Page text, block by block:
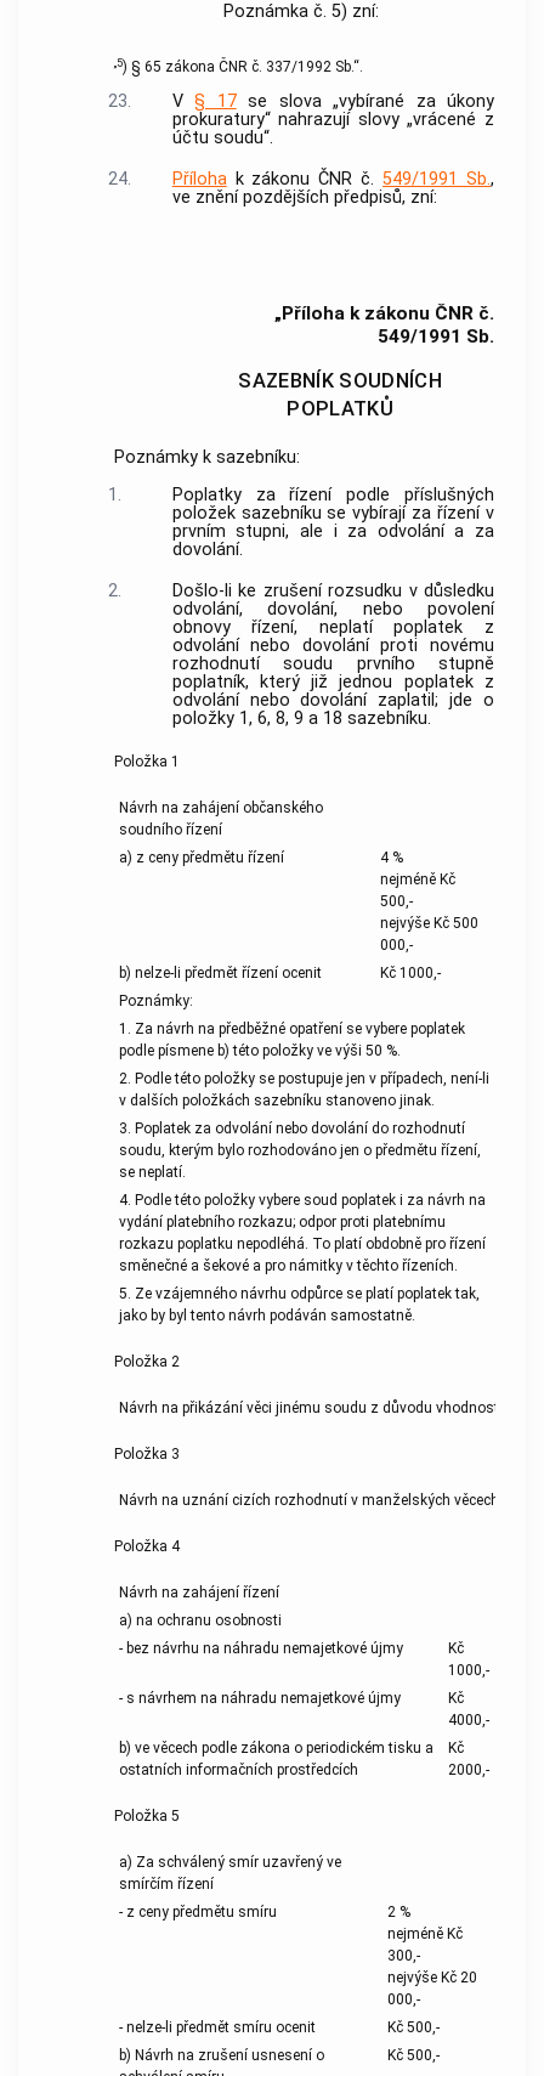
Poznámka č. 5) zní:
5) § 65 zákona ČNR č. 337/1992 Sb.“.
23. V§ 17se slova „vybírané za úkony
prokuratury“ nahrazují slovy „vrácené z
účtu soudu“.
24.
Přílohak zákonu ČNR č.549/1991 Sb.,
ve znění pozdějších předpisů, zní:
„Příloha k zákonu ČNR č.
549/1991 Sb.
SAZEBNÍK SOUDNÍCH
POPLATKŮ
Poznámky k sazebníku:
1.
Poplatky za řízení podle příslušných
položek sazebníku se vybírají za řízení v
prvním stupni, ale i za odvolání a za
dovolání.
2.
Došlo-li ke zrušení rozsudku v důsledku
odvolání, dovolání, nebo povolení
obnovy řízení, neplatí poplatek z
odvolání nebo dovolání proti novému
rozhodnutí soudu prvního stupně
poplatník, který již jednou poplatek z
odvolání nebo dovolání zaplatil; jde o
položky 1, 6, 8, 9 a 18 sazebníku.
Položka 1
Návrh na zahájení občanského
soudního řízení
a) z ceny předmětu řízení
4 %
nejméně Kč
500,-
nejvýše Kč 500
000,-
b) nelze-li předmět řízení ocenit
Kč 1000,-
Poznámky:
1. Za návrh na předběžné opatření se vybere poplatek
podle písmene b) této položky ve výši 50 %.
2. Podle této položky se postupuje jen v případech, není-li
v dalších položkách sazebníku stanoveno jinak.
3. Poplatek za odvolání nebo dovolání do rozhodnutí
soudu, kterým bylo rozhodováno jen o předmětu řízení,
se neplatí.
4. Podle této položky vybere soud poplatek i za návrh na
vydání platebního rozkazu; odpor proti platebnímu
rozkazu poplatku nepodléhá. To platí obdobně pro řízení
směnečné a šekové a pro námitky v těchto řízeních.
5. Ze vzájemného návrhu odpůrce se platí poplatek tak,
jako by byl tento návrh podáván samostatně.
Položka 2
Návrh na přikázání věci jinému soudu z důvodu vhodnosti
Položka 3
Návrh na uznání cizích rozhodnutí v manželských věcech a ve
Položka 4
Návrh na zahájení řízení
a) na ochranu osobnosti
- bez návrhu na náhradu nemajetkové újmy
Kč
1000,-
- s návrhem na náhradu nemajetkové újmy
Kč
4000,-
b) ve věcech podle zákona o periodickém tisku a
ostatních informačních prostředcích
Kč
2000,-
Položka 5
a) Za schválený smír uzavřený ve
smírčím řízení
- z ceny předmětu smíru
2 %
nejméně Kč
300,-
nejvýše Kč 20
000,-
- nelze-li předmět smíru ocenit
Kč 500,-
b) Návrh na zrušení usnesení o
Kč 500,-